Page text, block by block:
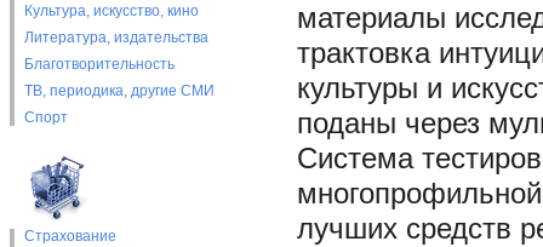
Культура, искусство, кино
Литература, издательства
Благотворительность
ТВ, периодика, другие СМИ
Спорт
Страхование
материалы
трактовка
культуры и
поданы через
Система
лучших средств